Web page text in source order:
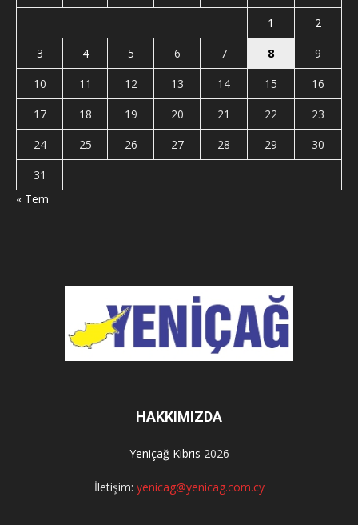
1
2
3
4 5 6 7 8
9
10
11 12 13 14 15
16
17
18 19 20 21 22
23
24
25 26 27 28 29
30
31
« Tem
HAKKIMIZDA
Yeniçağ Kıbrıs 2026
İletişim: yenicag@yenicag.com.cy